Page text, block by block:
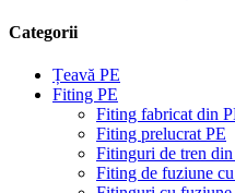
Categorii
Țeavă PE
Fiting PE
Fiting fabricat din
Fiting prelucrat PE
Fitinguri de tren
Fiting de fuziune